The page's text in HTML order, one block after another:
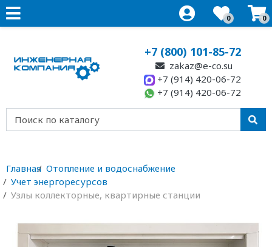
0 0
+7 (800) 101-85-72
zakaz@e-co.su
+7 (914) 420-06-72
+7 (914) 420-06-72
Главная Отопление и водоснабжение
Учет энергоресурсов
Узлы коллекторные, квартирные станции